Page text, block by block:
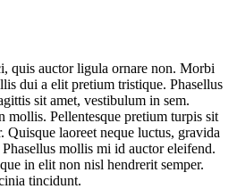
quis auctor ligula ornare non. Morbi
dui a elit pretium tristique. Phasellus
sit amet, vestibulum in sem.
mollis. Pellentesque pretium turpis sit
Quisque laoreet neque luctus, gravida
mollis mi id auctor eleifend.
in elit non nisl hendrerit semper.
tincidunt.